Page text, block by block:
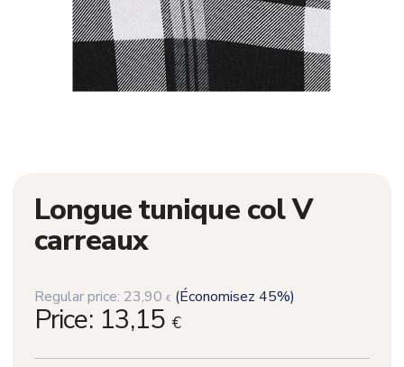
Longue tunique col V
carreaux
Regular price: 23,90 € (Économisez 45%)
Price: 13,15 €